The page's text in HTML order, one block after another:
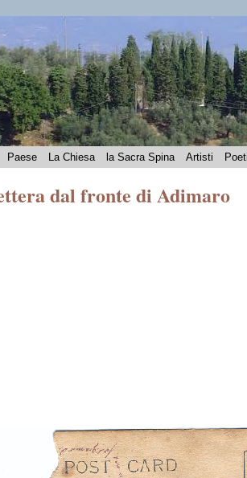
Paese La Chiesa la Sacra Spina Artisti
dal fronte di Adimaro